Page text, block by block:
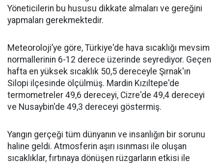
Yöneticilerin bu hususu dikkate almaları ve gereğini
yapmaları gerekmektedir.
Meteoroloji’ye göre, Türkiye'de hava sıcaklığı mevsim
normallerinin 6-12 derece üzerinde seyrediyor. Geçen
hafta en yüksek sıcaklık 50,5 dereceyle Şırnak'ın
Silopi ilçesinde ölçülmüş. Mardin Kızıltepe'de
termometreler 49,6 dereceyi, Cizre'de 49,4 dereceyi
ve Nusaybin'de 49,3 dereceyi göstermiş.
Yangın gerçeği tüm dünyanın ve insanlığın bir sorunu
haline geldi. Atmosferin aşırı ısınması ile oluşan
sıcaklıklar, fırtınaya dönüşen rüzgarların etkisi ile